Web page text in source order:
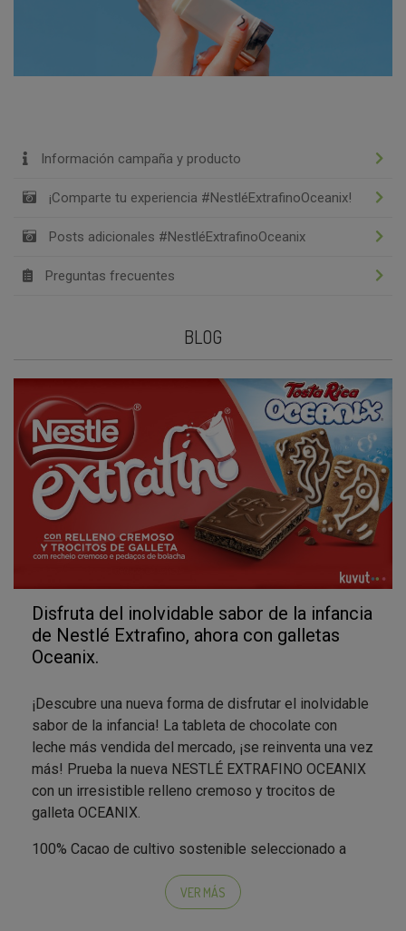
Información campaña y producto
¡Comparte tu experiencia #NestléExtrafinoOceanix!
Posts adicionales #NestléExtrafinoOceanix
Preguntas frecuentes
BLOG
Disfruta del inolvidable sabor de la infancia
de Nestlé Extrafino, ahora con galletas
Oceanix.
¡Descubre una nueva forma de disfrutar el inolvidable
sabor de la infancia! La tableta de chocolate con
leche más vendida del mercado, ¡se reinventa una vez
más! Prueba la nueva NESTLÉ EXTRAFINO OCEANIX
con un irresistible relleno cremoso y trocitos de
galleta OCEANIX.
100% Cacao de cultivo sostenible seleccionado a
través de NESTLÉ Cocoa Plan. La nueva tableta
NESTLÉ EXTRAFINO OCEANIX combina el clásico
sabor de NESTLÉ EXTRAFINO con la diversión de las
VER MÁS